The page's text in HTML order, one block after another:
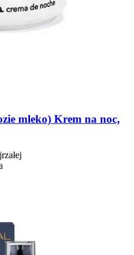
mleko) Krem na noc,